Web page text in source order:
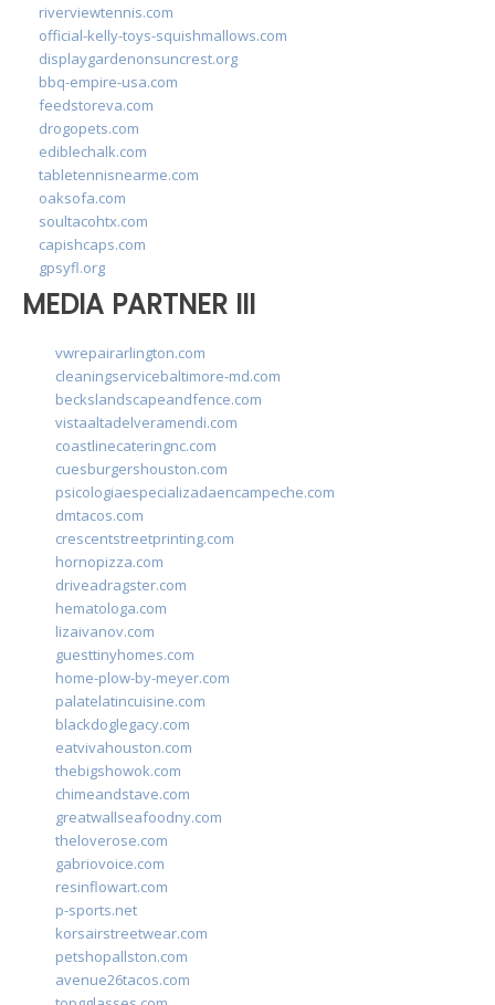
riverviewtennis.com
official-kelly-toys-squishmallows.com
displaygardenonsuncrest.org
bbq-empire-usa.com
feedstoreva.com
drogopets.com
ediblechalk.com
tabletennisnearme.com
oaksofa.com
soultacohtx.com
capishcaps.com
gpsyfl.org
MEDIA PARTNER III
vwrepairarlington.com
cleaningservicebaltimore-md.com
beckslandscapeandfence.com
vistaaltadelveramendi.com
coastlinecateringnc.com
cuesburgershouston.com
psicologiaespecializadaencampeche.com
dmtacos.com
crescentstreetprinting.com
hornopizza.com
driveadragster.com
hematologa.com
lizaivanov.com
guesttinyhomes.com
home-plow-by-meyer.com
palatelatincuisine.com
blackdoglegacy.com
eatvivahouston.com
thebigshowok.com
chimeandstave.com
greatwallseafoodny.com
theloverose.com
gabriovoice.com
resinflowart.com
p-sports.net
korsairstreetwear.com
petshopallston.com
avenue26tacos.com